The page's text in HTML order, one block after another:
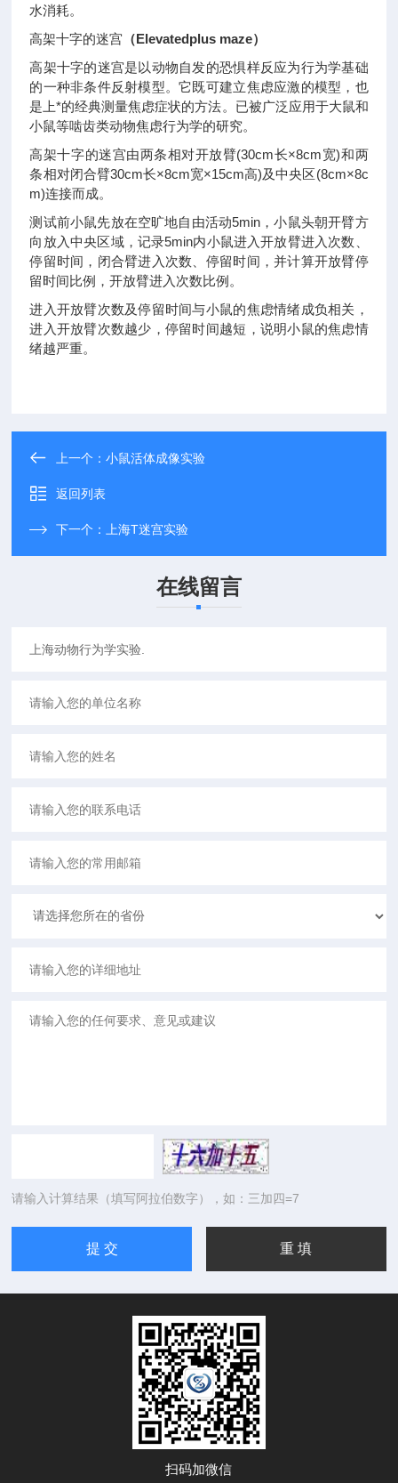
水消耗。
高架十字的迷宫 （Elevatedplus maze）
高架十字的迷宫是以动物自发的恐惧样反应为行为学基础
的一种非条件反射模型。它既可建立焦虑应激的模型，也
是上*的经典测量焦虑症状的方法。已被广泛应用于大鼠和
小鼠等啮齿类动物焦虑行为学的研究。
高架十字的迷宫由两条相对开放臂(30cm长×8cm宽)和两
条相对闭合臂30cm长×8cm宽×15cm高)及中央区(8cm×8c
m)连接而成。
测试前小鼠先放在空旷地自由活动5min，小鼠头朝开臂方
向放入中央区域，记录5min内小鼠进入开放臂进入次数、
停留时间，闭合臂进入次数、停留时间，并计算开放臂停
留时间比例，开放臂进入次数比例。
进入开放臂次数及停留时间与小鼠的焦虑情绪成负相关，
进入开放臂次数越少，停留时间越短，说明小鼠的焦虑情
绪越严重。
上一个：小鼠活体成像实验
返回列表
下一个： 上海T迷宫实验
在线留言
请输入计算结果（填写阿拉伯数字），如：三加四=7
扫码加微信